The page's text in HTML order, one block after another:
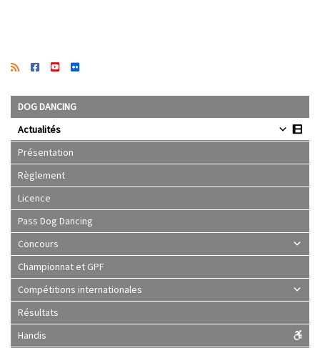
DOG DANCING
Actualités
Présentation
Règlement
Licence
Pass Dog Dancing
Concours
Championnat et GPF
Compétitions internationales
Résultats
Handis